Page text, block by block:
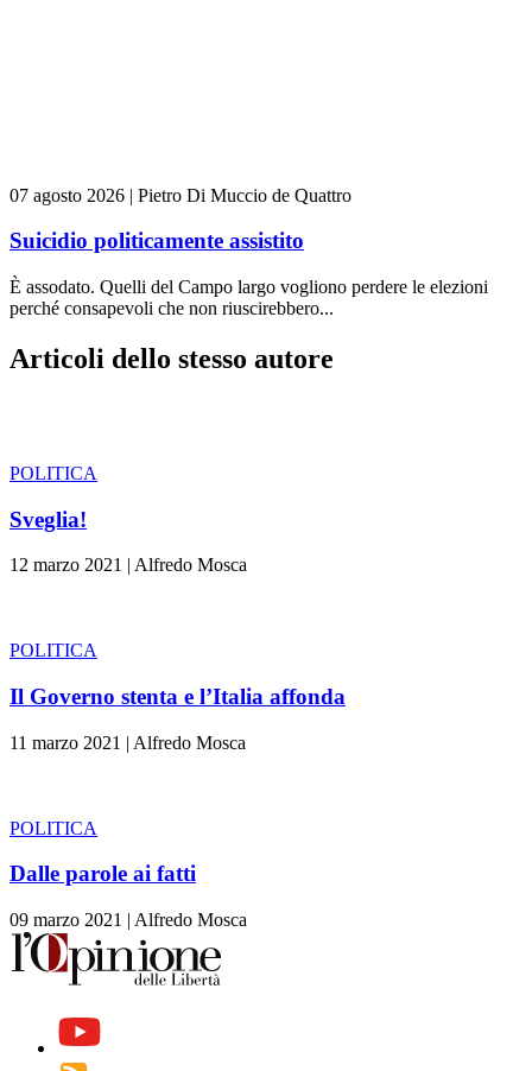
07 agosto 2026 | Pietro Di Muccio de Quattro
Suicidio politicamente assistito
È assodato. Quelli del Campo largo vogliono perdere le elezioni
perché consapevoli che non riuscirebbero...
Articoli dello stesso autore
POLITICA
Sveglia!
12 marzo 2021 | Alfredo Mosca
POLITICA
Il Governo stenta e l’Italia affonda
11 marzo 2021 | Alfredo Mosca
POLITICA
Dalle parole ai fatti
09 marzo 2021 | Alfredo Mosca